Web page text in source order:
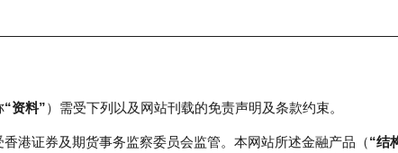
计 正股数据及市场统计 瑞银轮证教室
“资料”）需受下列以及网站刊载的免责声明及条款约束。
港证券及期货事务监察委员会监管。本网站所述金融产品（“结